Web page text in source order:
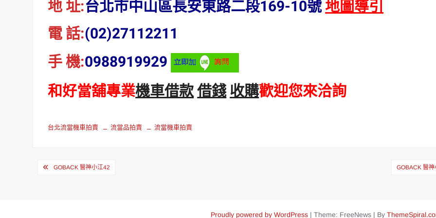
地 址:台北市中山區長安東路二段169-10號地圖導引
電 話:(02)27112211
手 機:0988919929
和好當舖專業機車借款借錢收購歡迎您來洽詢
台北流當機車拍賣 流當品拍賣 流當機車拍賣
文 GOBACK 醫神小江42 GOBACK 醫神
Proudly powered by WordPress | Theme: FreeNews | By